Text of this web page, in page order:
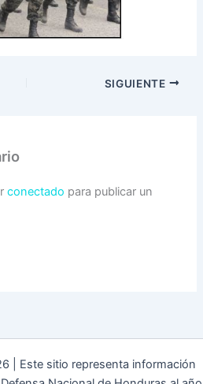
SIGUIENTE
conectado para publicar un
| Este sitio representa información